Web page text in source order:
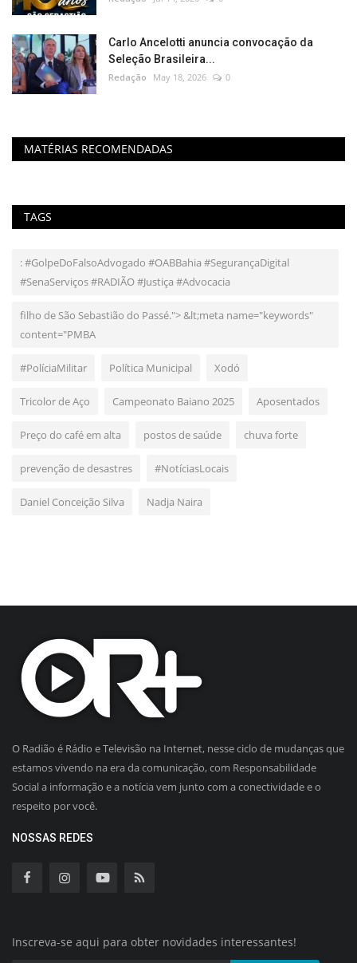
Carlo Ancelotti anuncia convocação da
Seleção Brasileira...
Redação May 18, 2026 0
MATÉRIAS RECOMENDADAS
TAGS
: #GolpeDoFalsoAdvogado #OABBahia #SegurançaDigital
#SenaServiços #RADIÃO #Justiça #Advocacia
filho de São Sebastião do Passé."> &lt;meta name="keywords"
content="PMBA
#PolíciaMilitar Política Municipal Xodó
Tricolor de Aço Campeonato Baiano 2025 Aposentados
Preço do café em alta postos de saúde chuva forte
prevenção de desastres #NotíciasLocais
Daniel Conceição Silva Nadja Naira
O Radião é Rádio e Televisão na Internet, nesse ciclo de mudanças que
estamos vivendo na era da comunicação, com Responsabilidade
Social a informação e a notícia vem junto com a conectividade e o
respeito por você.
NOSSAS REDES
Inscreva-se aqui para obter novidades interessantes!